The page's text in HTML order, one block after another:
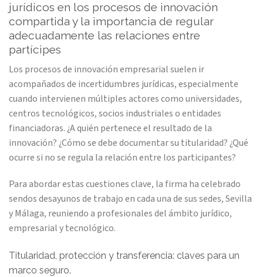
jurídicos en los procesos de innovación
compartida y la importancia de regular
adecuadamente las relaciones entre
partícipes
Los procesos de innovación empresarial suelen ir
acompañados de incertidumbres jurídicas, especialmente
cuando intervienen múltiples actores como universidades,
centros tecnológicos, socios industriales o entidades
financiadoras. ¿A quién pertenece el resultado de la
innovación? ¿Cómo se debe documentar su titularidad? ¿Qué
ocurre si no se regula la relación entre los participantes?
Para abordar estas cuestiones clave, la firma ha celebrado
sendos desayunos de trabajo en cada una de sus sedes, Sevilla
y Málaga, reuniendo a profesionales del ámbito jurídico,
empresarial y tecnológico.
Titularidad, protección y transferencia: claves para un
marco seguro.